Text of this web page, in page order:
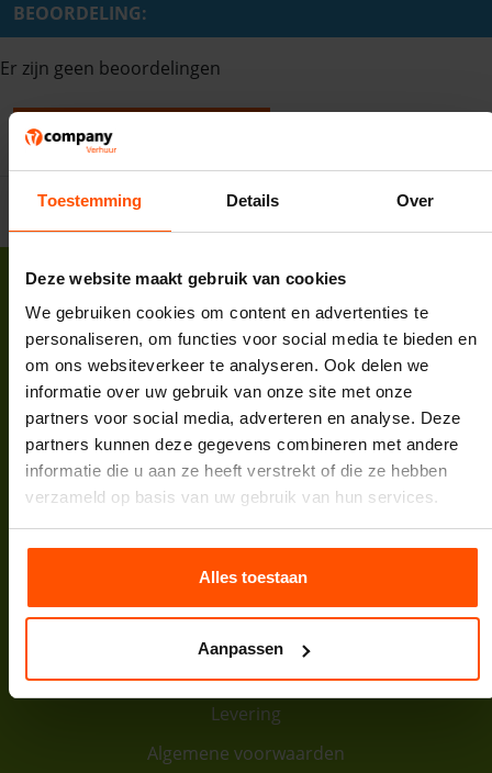
Toestemming Details Over
Deze website maakt gebruik van cookies
We gebruiken cookies om content en advertenties te
personaliseren, om functies voor social media te bieden en
om ons websiteverkeer te analyseren. Ook delen we
informatie over uw gebruik van onze site met onze
partners voor social media, adverteren en analyse. Deze
partners kunnen deze gegevens combineren met andere
informatie die u aan ze heeft verstrekt of die ze hebben
verzameld op basis van uw gebruik van hun services.
Alles toestaan
Aanpassen
BEOORDELING:
Er zijn geen beoordelingen
Een beoordeling toevoegen
Vcompany B.V.
Korte Zuwe 2
3985 SM Werkhoven
Tel: 088 398 5000
E-mail:info@vcompany.nl
KVK:62732498
BTW:NL854935447B01
NL64INGB0007974208
Over ons
Levering
Algemene voorwaarden